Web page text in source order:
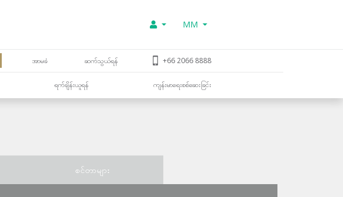
MM
အာမခံ ဆက်သွယ်ရန် +66 2066 8888
ရက်ချိန်းယူရန် ကျန်းမာရေးစစ်ဆေးခြင်း
စင်တာများ